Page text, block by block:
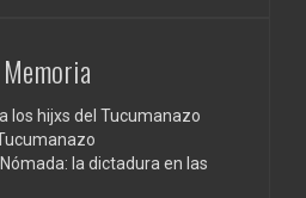
los hijxs del Tucumanazo
Nómada: la dictadura en las